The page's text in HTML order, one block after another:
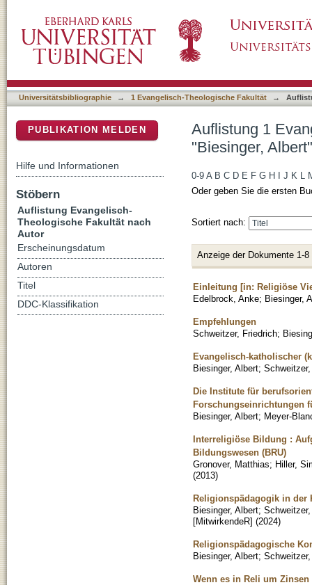
Universitätsbibliographie → 1 Evangelisch-Theologische Fakultät →
Auflistung 1
"Biesinger, Albert"
0-9 A B C D E F G H J K L
Oder geben Sie die ersten
Sortiert nach:
Anzeige der Dokumente 1-8
Einleitung [in: Religiöse
Edelbrock, Anke; Biesinger,
Empfehlungen
Schweitzer, Friedrich;
Evangelisch-katholischer
Biesinger, Albert;
Die Institute für
Forschungseinrichtungen
Biesinger, Albert; Meyer-
Interreligiöse Bildung :
Bildungswesen (BRU)
Gronover, Matthias; Hiller,
(2013)
Religionspädagogik in der
Biesinger, Albert;
[MitwirkendeR] (2024)
Religionspädagogische
Biesinger, Albert;
Wenn es in Reli um
PUBLIKATION MELDEN
Hilfe und Informationen
Stöbern
Auflistung Evangelisch-
Theologische Fakultät nach
Autor
Erscheinungsdatum
Autoren
Titel
DDC-Klassifikation